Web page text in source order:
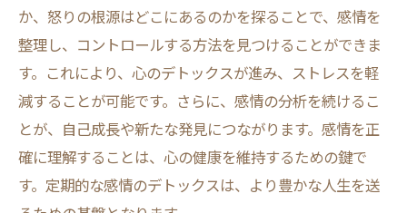
セス
リラクゼーション法で心のバランスを整えるデ
トックス術
リラクゼーションが心に及ぼすデトックス
効果
家でできる簡単なリラクゼーション法
心と体を整えるためのリラクゼーションの
か、怒りの根源はどこにあるのかを探ることで、感情を
整理し、コントロールする方法を見つけることができま
す。これにより、心のデトックスが進み、ストレスを軽
減することが可能です。さらに、感情の分析を続けるこ
とが、自己成長や新たな発見につながります。感情を正
確に理解することは、心の健康を維持するための鍵で
す。定期的な感情のデトックスは、より豊かな人生を送